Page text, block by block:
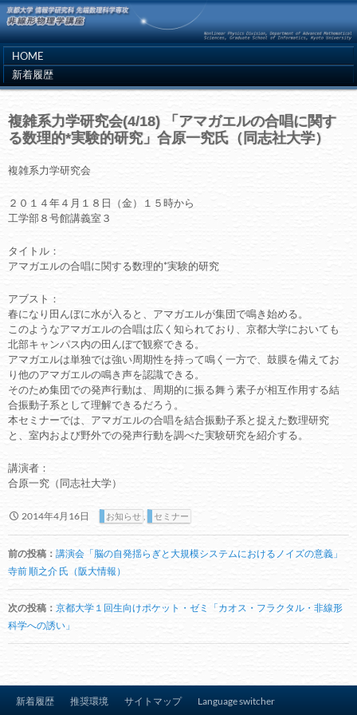
HOME
新着履歴
複雑系力学研究会(4/18) 「アマガエルの合唱に関す
る数理的*実験的研究」合原一究氏（同志社大学）
複雑系力学研究会
２０１４年４月１８日（金）１５時から
工学部８号館講義室３
タイトル：
アマガエルの合唱に関する数理的*実験的研究
アブスト：
春になり田んぼに水が入ると、アマガエルが集団で鳴き始める。
このようなアマガエルの合唱は広く知られており、京都大学においても
北部キャンパス内の田んぼで観察できる。
アマガエルは単独では強い周期性を持って鳴く一方で、鼓膜を備えてお
り他のアマガエルの鳴き声を認識できる。
そのため集団での発声行動は、周期的に振る舞う素子が相互作用する結
合振動子系として理解できるだろう。
本セミナーでは、アマガエルの合唱を結合振動子系と捉えた数理研究
と、室内および野外での発声行動を調べた実験研究を紹介する。
講演者：
合原一究（同志社大学）
2014年4月16日 お知らせ セミナー
稿
ナ
ビ
ゲ
ョ
前の投稿： 講演会「脳の自発揺らぎと大規模システムにおけるノイズの意義」
寺前 順之介 氏（阪大情報）
次の投稿： 京都大学１回生向けポケット・ゼミ「カオス・フラクタル・非線形
科学への誘い」
新着履歴 推奨環境 サイトマップ Language switcher